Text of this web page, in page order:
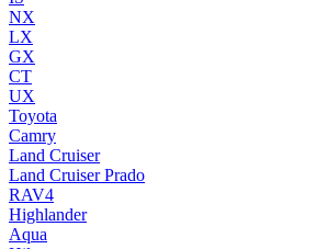
NX
LX
GX
CT
UX
Toyota
Camry
Land Cruiser
Land Cruiser Prado
RAV4
Highlander
Aqua